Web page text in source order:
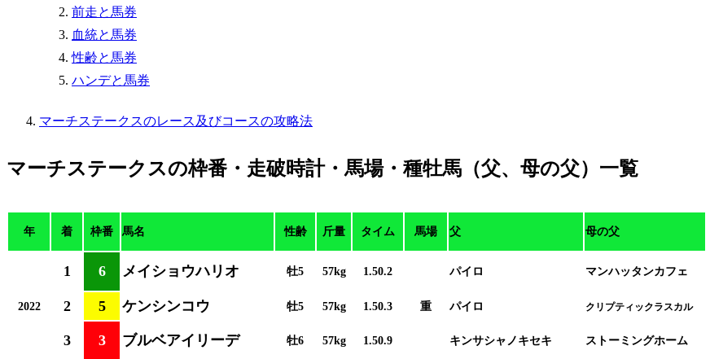
前走と馬券
血統と馬券
性齢と馬券
ハンデと馬券
マーチステークスのレース及びコースの攻略法
マーチステークスの枠番・走破時計・馬場・種牡馬（父、母の父）一覧
年 着 枠番 馬名 性齢 斤量 タイム 馬場 父 母の父
2022
1 6 メイショウハリオ 牡5 57kg 1.50.2
重
パイロ マンハッタンカフェ
2 5 ケンシンコウ 牡5 57kg 1.50.3 パイロ クリプティックラスカル
3 3 ブルベアイリーデ 牡6 57kg 1.50.9 キンサシャノキセキ ストーミングホーム